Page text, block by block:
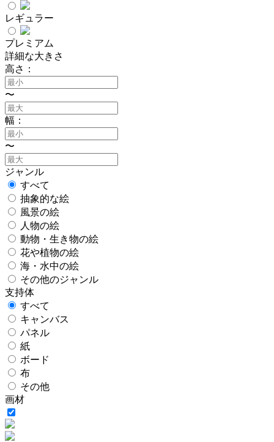
レギュラー
プレミアム
詳細な大きさ
高さ：
〜
幅：
〜
ジャンル
すべて
抽象的な絵
風景の絵
人物の絵
動物・生き物の絵
花や植物の絵
海・水中の絵
その他のジャンル
支持体
すべて
キャンバス
パネル
紙
ボード
布
その他
画材